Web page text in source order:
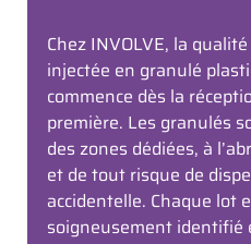
Chez INVOLVE, la
injectée en granulé
commence dès la
première. Les granulés
des zones dédiées, à
et de tout risque de
accidentelle. Chaque lot
soigneusement identifié